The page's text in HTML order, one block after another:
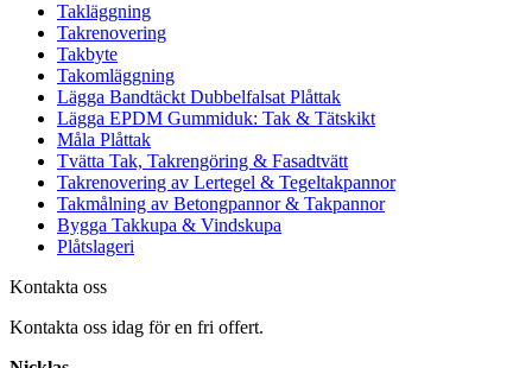
Takläggning
Takrenovering
Takbyte
Takomläggning
Lägga Bandtäckt Dubbelfalsat Plåttak
Lägga EPDM Gummiduk: Tak & Tätskikt
Måla Plåttak
Tvätta Tak, Takrengöring & Fasadtvätt
Takrenovering av Lertegel & Tegeltakpannor
Takmålning av Betongpannor & Takpannor
Bygga Takkupa & Vindskupa
Plåtslageri
Kontakta oss
Kontakta oss idag för en fri offert.